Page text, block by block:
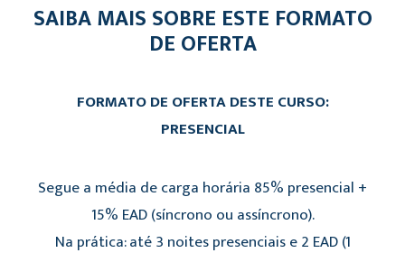
SAIBA MAIS SOBRE ESTE FORMATO
DE OFERTA
FORMATO DE OFERTA DESTE CURSO:
PRESENCIAL
Segue a média de carga horária 85% presencial +
15% EAD (síncrono ou assíncrono).
Na prática: até 3 noites presenciais e 2 EAD (1